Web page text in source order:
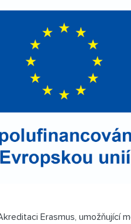
Erasmus, umožňující